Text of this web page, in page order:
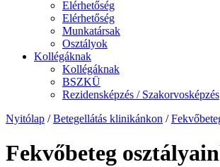
Elérhetőség
Elérhetőség
Munkatársak
Osztályok
Kollégáknak
Kollégáknak
BSZKÜ
Rezidensképzés / Szakorvosképzés
Nyitólap / Betegellátás klinikánkon /
Fekvőbeteg